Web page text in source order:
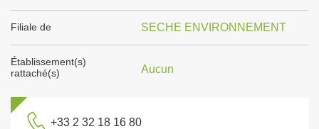
Filiale de SECHE ENVIRONNEMENT
Établissement(s)
rattaché(s)
Aucun
+33 2 32 18 16 80